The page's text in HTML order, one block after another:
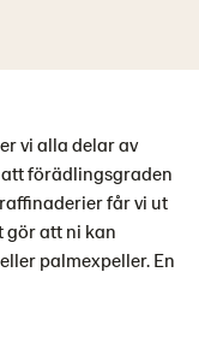
vi alla delar av
förädlingsgraden
får vi ut
gör att ni kan
palmexpeller. En